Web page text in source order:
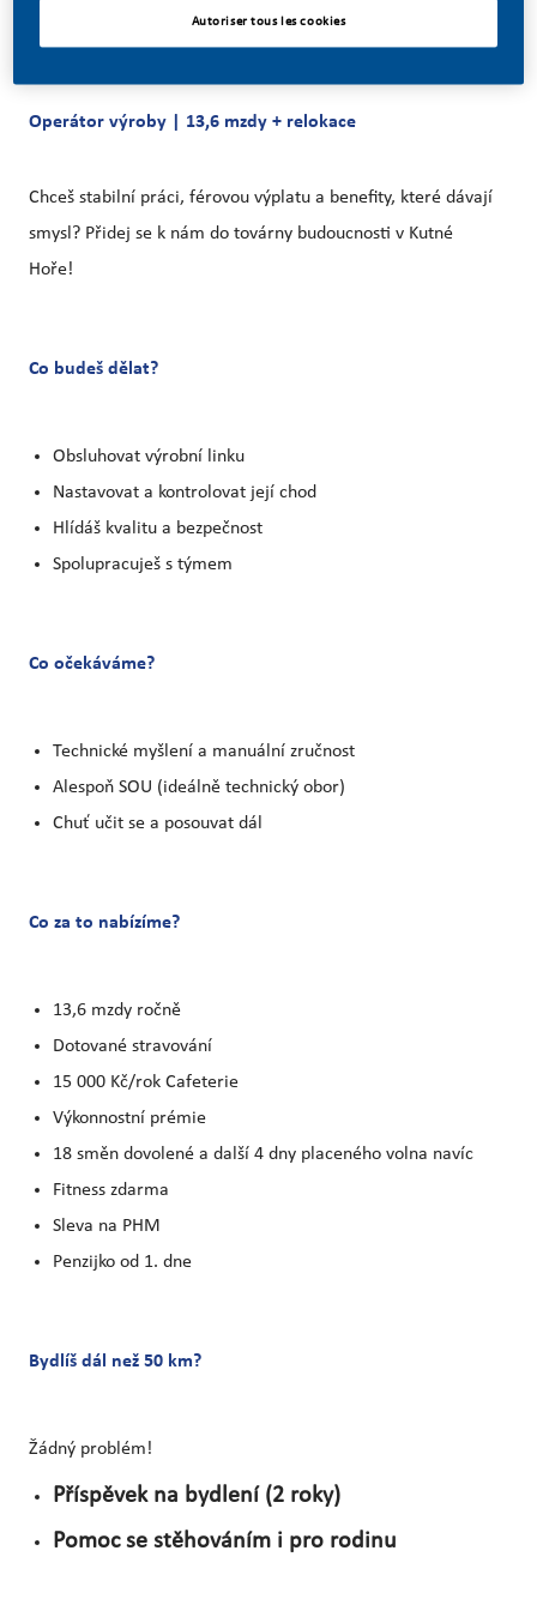
Operátor výroby | 13,6 mzdy + relokace
Chceš stabilní práci, férovou výplatu a benefity, které dávají
smysl? Přidej se k nám do továrny budoucnosti v Kutné
Hoře!
Co budeš dělat?
Obsluhovat výrobní linku
Nastavovat a kontrolovat její chod
Hlídáš kvalitu a bezpečnost
Spolupracuješ s týmem
Co očekáváme?
Technické myšlení a manuální zručnost
Alespoň SOU (ideálně technický obor)
Chuť učit se a posouvat dál
Co za to nabízíme?
13,6 mzdy ročně
Dotované stravování
15 000 Kč/rok Cafeterie
Výkonnostní prémie
18 směn dovolené a další 4 dny placeného volna navíc
Fitness zdarma
Sleva na PHM
Penzijko od 1. dne
Bydlíš dál než 50 km?
Žádný problém!
Příspěvek na bydlení (2 roky)
Pomoc se stěhováním i pro rodinu
Autoriser tous les cookies